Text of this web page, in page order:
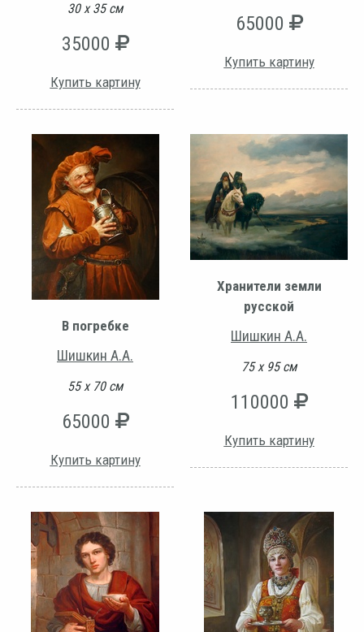
30 х 35 см
35000
Купить картину
65000
Купить картину
В погребке
Шишкин А.А.
55 х 70 см
65000
Купить картину
Хранители земли
русской
Шишкин А.А.
75 х 95 см
110000
Купить картину